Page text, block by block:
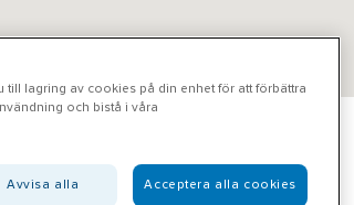
El, VS, VA, Ventialtion, Verktyg &
till lagring av cookies på din enhet för att förbättra
och bistå i våra
Avvisa alla Acceptera alla cookies